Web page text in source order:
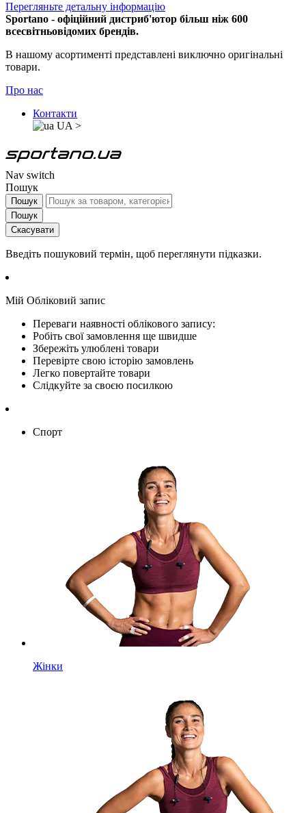
Перегляньте детальну інформацію
Sportano - офіційний дистриб'ютор більш ніж 600
всесвітньовідомих брендів.
В нашому асортименті представлені виключно оригінальні
товари.
Про нас
Контакти
UA >
Nav switch
Пошук
Пошук
Пошук
Скасувати
Введіть пошуковий термін, щоб переглянути підказки.
Мій Обліковий запис
Переваги наявності облікового запису:
Робіть свої замовлення ще швидше
Збережіть улюблені товари
Перевірте свою історію замовлень
Легко повертайте товари
Слідкуйте за своєю посилкою
Спорт
Жінки